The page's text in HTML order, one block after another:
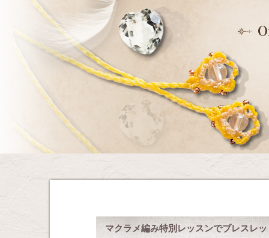
マクラメ編み特別レッスンでブレスレ